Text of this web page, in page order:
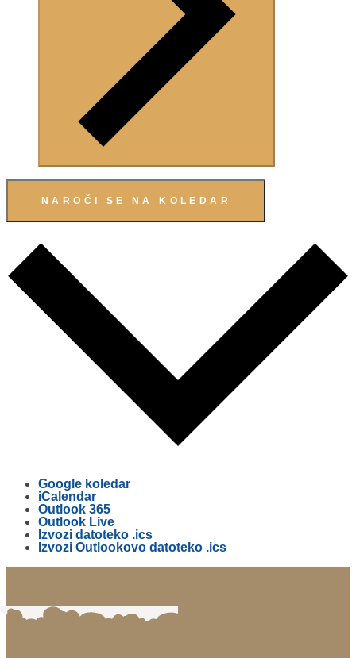
NAROČI SE NA KOLEDAR
Google koledar
iCalendar
Outlook 365
Outlook Live
Izvozi datoteko .ics
Izvozi Outlookovo datoteko .ics